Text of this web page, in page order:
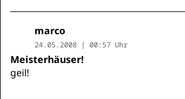
marco
24.05.2008 | 00:57 Uhr
Meisterhäuser!
geil!